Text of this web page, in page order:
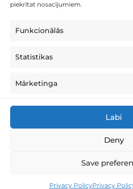
piekrītat nosacījumiem.
Funkcionālās
Statistikas
Mārketinga
Labi
Deny
Save
Privacy PolicyPrivacy
LATVIJAS ATVĒRTO
informācijas un komunikācijas
risinājumiem un spēju īstenot
ĢEOTELPISKĀS